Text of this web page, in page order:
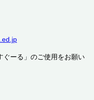
ぐーる」のご使用をお願い